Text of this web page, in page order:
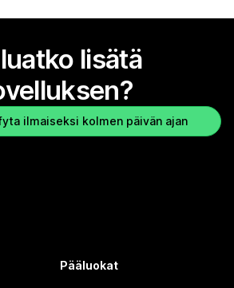
lisätä
ilmaiseksi kolmen päivän ajan
Pääluokat